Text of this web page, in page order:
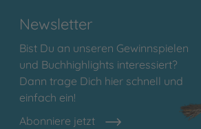
Newsletter
Bist Du an unseren Gewinnspielen
und Buchhighlights interessiert?
Dann trage Dich hier schnell und
einfach ein!
Abonniere jetzt